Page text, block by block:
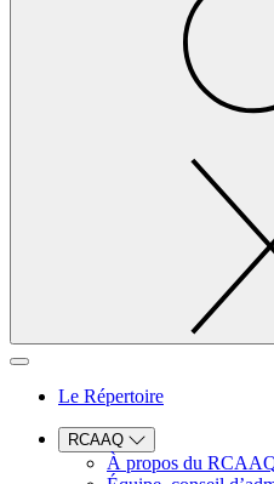
Le Répertoire
RCAAQ
À propos du